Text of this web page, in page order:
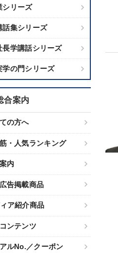
シリーズ
話集シリーズ
長学講話シリーズ
学の門シリーズ
合案内
の方へ
・人気ランキング
内
告掲載商品
ア紹介商品
ンテンツ
ルNo.／クーポン